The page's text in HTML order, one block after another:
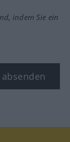
indem Sie ein